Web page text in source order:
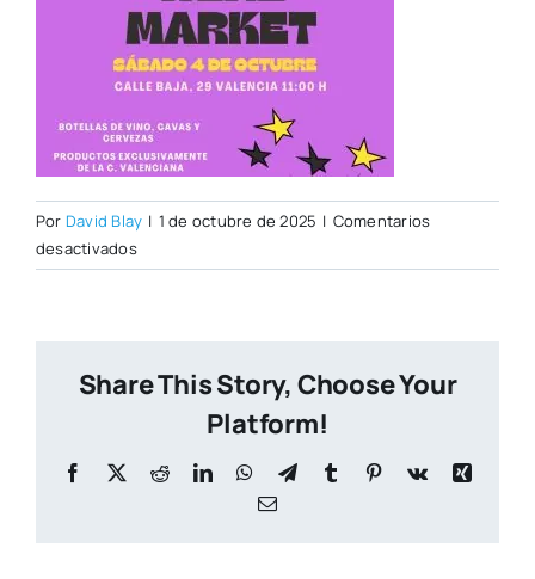
Por David Blay | 1 de octubre de 2025 | Comentarios
desactivadosen
Wine
Share This Story, Choose Your
Platform!
Facebook
X RedditLinkedInWhatsApp
TelegramTumblr Pinterest
Vk
Xing
Correo